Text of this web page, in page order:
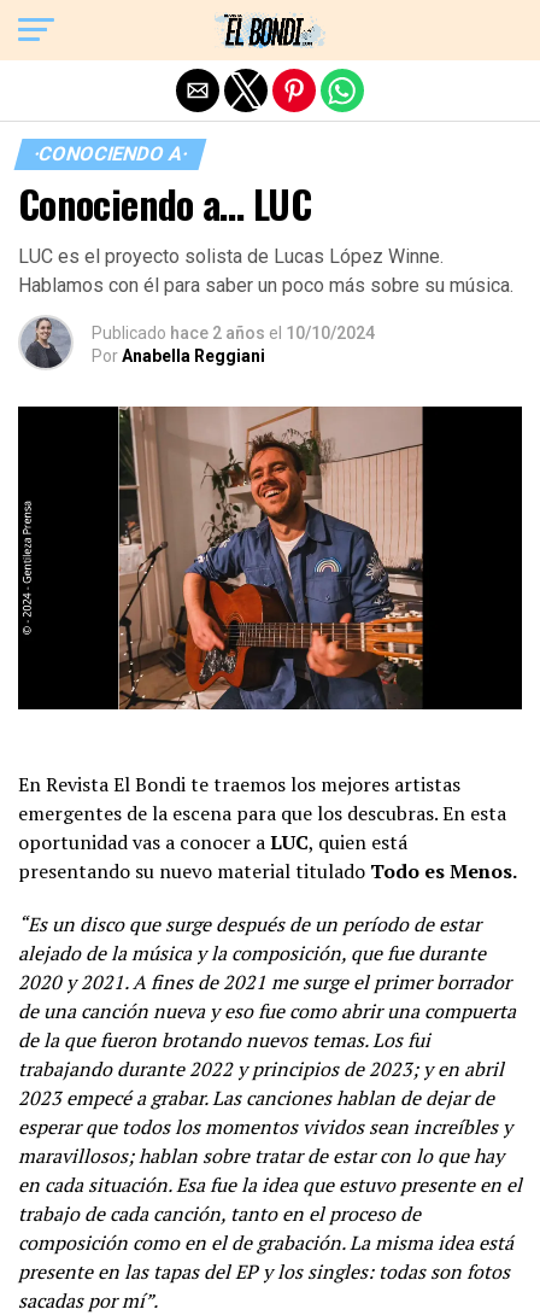
·CONOCIENDO A·
Conociendo a… LUC
LUC es el proyecto solista de Lucas López Winne.
Hablamos con él para saber un poco más sobre su música.
Publicado hace 2 años el 10/10/2024
PorAnabella Reggiani
En Revista El Bondi te traemos los mejores artistas
emergentes de la escena para que los descubras. En esta
oportunidad vas a conocer aLUC, quien está
presentando su nuevo material titulado Todo es Menos.
“Es un disco que surge después de un período de estar
alejado de la música y la composición, que fue durante
2020 y 2021. A fines de 2021 me surge el primer borrador
de una canción nueva y eso fue como abrir una compuerta
de la que fueron brotando nuevos temas. Los fui
trabajando durante 2022 y principios de 2023; y en abril
2023 empecé a grabar. Las canciones hablan de dejar de
esperar que todos los momentos vividos sean increíbles y
maravillosos; hablan sobre tratar de estar con lo que hay
en cada situación. Esa fue la idea que estuvo presente en el
trabajo de cada canción, tanto en el proceso de
composición como en el de grabación. La misma idea está
presente en las tapas del EP y los singles: todas son fotos
sacadas por mí”.
Exit mobile version